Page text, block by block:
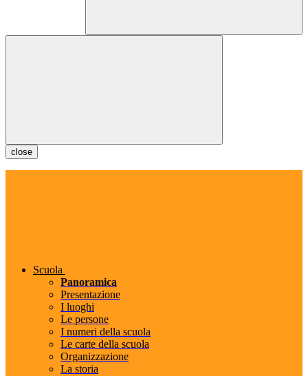
close
Scuola
Panoramica
Presentazione
I luoghi
Le persone
I numeri della scuola
Le carte della scuola
Organizzazione
La storia